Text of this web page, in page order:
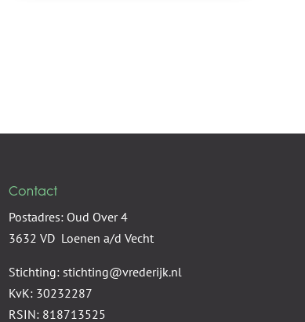
Contact
Postadres: Oud Over 4
3632 VD Loenen a/d Vecht
Stichting: stichting@vrederijk.nl
KvK: 30232287
RSIN: 818713525